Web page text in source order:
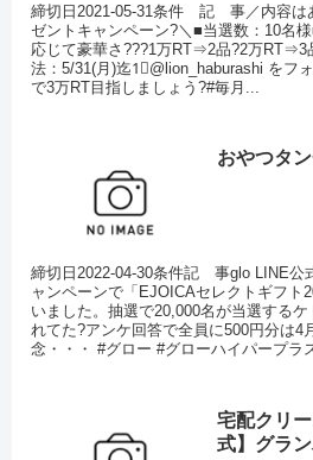
締切日2021-05-31条件 記 事／内容は
ゼントキャンペーン?＼■当選数：10名
応じて豪華さ???1万RT⇒2品?2万
法：5/31(月)迄1⃣@lion_haburashi をフ
で3万RT目指しましょう?#毎月...
おやつタ
締切日2022-04-30条件記 事glo LINE公
ャンペーンで「EJOICAセレクトギフト
いました。抽選で20,000名が当選する
れてた?アンケ回答で全員に500円分は4
念・・・ #グロー #グローハイパープラ
宅配クリ
式】グラ